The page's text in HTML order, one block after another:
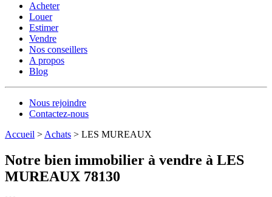
Acheter
Louer
Estimer
Vendre
Nos conseillers
A propos
Blog
Nous rejoindre
Contactez-nous
Accueil > Achats > LES MUREAUX
Notre bien immobilier à vendre à LES
MUREAUX 78130